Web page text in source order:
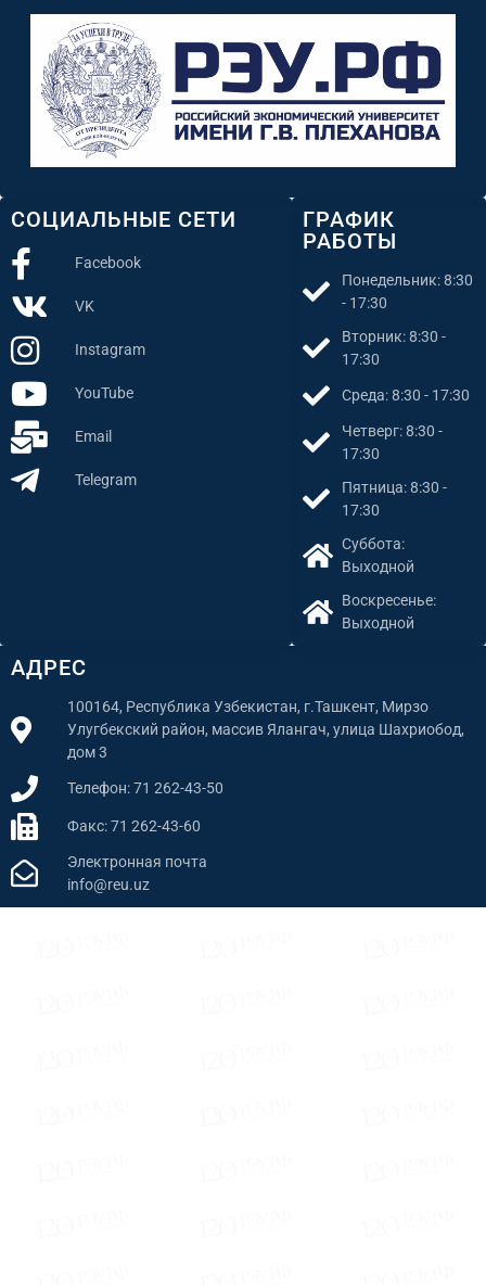
АДРЕС
100164, Республика Узбекистан, г.Ташкент, Мирзо
Улугбекский район, массив Ялангач, улица Шахриобод,
дом 3
Телефон: 71 262-43-50
Факс: 71 262-43-60
Электронная почта
info@reu.uz
ГРАФИК
РАБОТЫ
Понедельник: 8:30
- 17:30
Вторник: 8:30 -
17:30
Среда: 8:30 - 17:30
Четверг: 8:30 -
17:30
Пятница: 8:30 -
17:30
Суббота:
Выходной
Воскресенье:
Выходной
СОЦИАЛЬНЫЕ СЕТИ
Facebook
VK
Instagram
YouTube
Email
Telegram